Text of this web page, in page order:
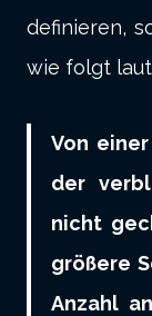
definieren,
wie folgt
Von
der
nicht
größere
Anzahl